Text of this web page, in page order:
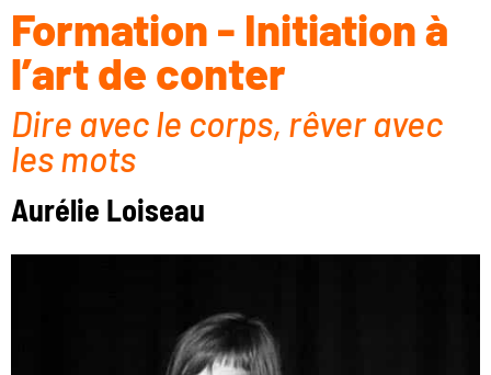
Formation - Initiation à
l’art de conter
Dire avec le corps, rêver avec
les mots
Aurélie Loiseau